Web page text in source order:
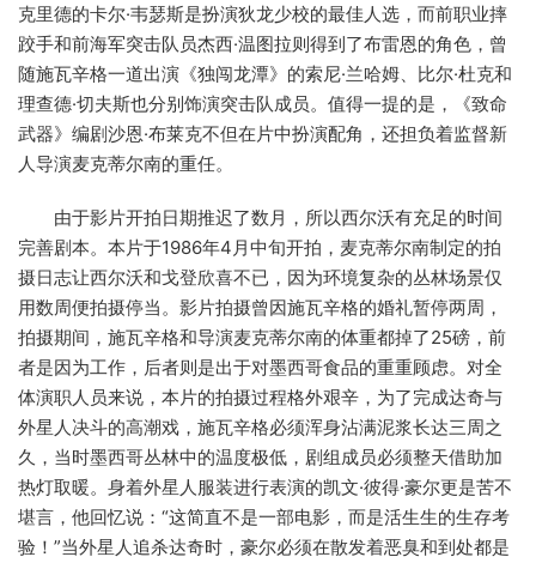
克里德的卡尔·韦瑟斯是扮演狄龙少校的最佳人选，而前职业摔
跤手和前海军突击队员杰西·温图拉则得到了布雷恩的角色，曾
随施瓦辛格一道出演《独闯龙潭》的索尼·兰哈姆、比尔·杜克和
理查德·切夫斯也分别饰演突击队成员。值得一提的是，《致命
武器》编剧沙恩·布莱克不但在片中扮演配角，还担负着监督新
人导演麦克蒂尔南的重任。
由于影片开拍日期推迟了数月，所以西尔沃有充足的时间
完善剧本。本片于1986年4月中旬开拍，麦克蒂尔南制定的拍
摄日志让西尔沃和戈登欣喜不已，因为环境复杂的丛林场景仅
用数周便拍摄停当。影片拍摄曾因施瓦辛格的婚礼暂停两周，
拍摄期间，施瓦辛格和导演麦克蒂尔南的体重都掉了25磅，前
者是因为工作，后者则是出于对墨西哥食品的重重顾虑。对全
体演职人员来说，本片的拍摄过程格外艰辛，为了完成达奇与
外星人决斗的高潮戏，施瓦辛格必须浑身沾满泥浆长达三周之
久，当时墨西哥丛林中的温度极低，剧组成员必须整天借助加
热灯取暖。身着外星人服装进行表演的凯文·彼得·豪尔更是苦不
堪言，他回忆说：“这简直不是一部电影，而是活生生的生存考
验！”当外星人追杀达奇时，豪尔必须在散发着恶臭和到处都是